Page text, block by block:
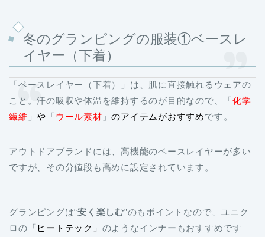
冬のグランピングの服装①ベースレ
イヤー（下着）
「ベースレイヤー（下着）」は、肌に直接触れるウェアの
こと。汗の吸収や体温を維持するのが目的なので、「化学
繊維 」や 「ウール素材 」のアイテムがおすすめです。
アウトドアブランドには、高機能のベースレイヤーが多い
ですが、その分値段も高めに設定されています。
ロの「
ヒートテック」のようなインナーもおすすめです
よ！